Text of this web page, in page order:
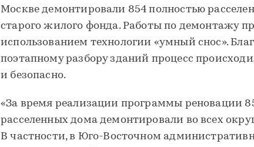
Москве демонтировали 854 полностью
старого жилого фонда. Работы по демонтажу
использованием технологии «умный снос».
поэтапному разбору зданий процесс
и безопасно.
«За время реализации программы реновации
расселенных дома демонтировали во всех
В частности, в Юго-Восточном